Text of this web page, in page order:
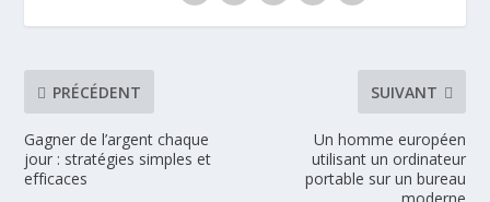
PRÉCÉDENT
Gagner de l’argent chaque
jour : stratégies simples et
efficaces
SUIVANT
Un homme européen
utilisant un ordinateur
portable sur un bureau